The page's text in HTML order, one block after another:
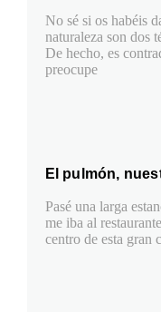
No sé si os habéis
naturaleza son dos
De hecho, es
preocupe
El pulmón,
Pasé una larga
me iba al
centro de esta gran